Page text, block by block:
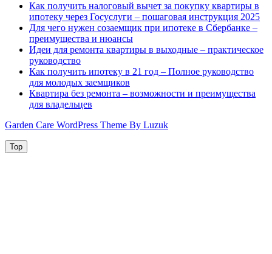
Как получить налоговый вычет за покупку квартиры в
ипотеку через Госуслуги – пошаговая инструкция 2025
Для чего нужен созаемщик при ипотеке в Сбербанке –
преимущества и нюансы
Идеи для ремонта квартиры в выходные – практическое
руководство
Как получить ипотеку в 21 год – Полное руководство
для молодых заемщиков
Квартира без ремонта – возможности и преимущества
для владельцев
Garden Care WordPress Theme By Luzuk
Top